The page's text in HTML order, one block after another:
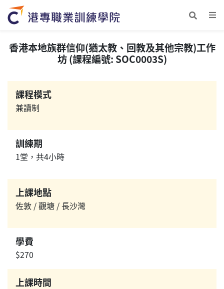
香港本地族群信仰(猶太教、回教及其他宗教)工作
坊 (課程編號: SOC0003S)
課程模式
兼讀制
訓練期
1堂，共4小時
上課地點
佐敦 / 觀塘 / 長沙灣
學費
$270
上課時間